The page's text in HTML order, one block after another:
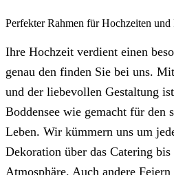
Perfekter Rahmen für Hochzeiten und
Ihre Hochzeit verdient einen
genau den finden Sie bei uns.
und der liebevollen Gestaltung
Boddensee wie gemacht für den
Leben. Wir kümmern uns um
Dekoration über das Catering
Atmosphäre. Auch andere